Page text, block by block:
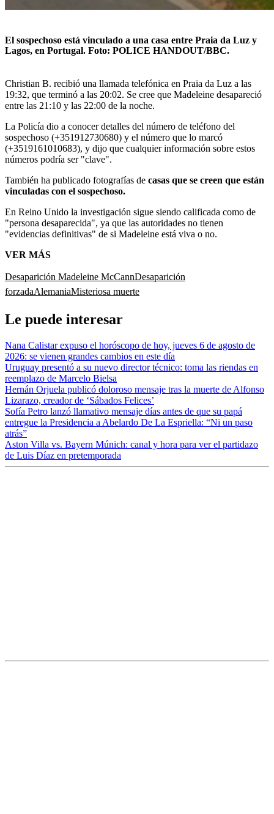
El sospechoso está vinculado a una casa entre Praia da Luz y
Lagos, en Portugal. Foto: POLICE HANDOUT/BBC.
Christian B. recibió una llamada telefónica en Praia da Luz a las
19:32, que terminó a las 20:02. Se cree que Madeleine desapareció
entre las 21:10 y las 22:00 de la noche.
La Policía dio a conocer detalles del número de teléfono del
sospechoso (+351912730680) y el número que lo marcó
(+3519161010683), y dijo que cualquier información sobre estos
números podría ser "clave".
También ha publicado fotografías de casas que se creen que están
vinculadas con el sospechoso.
En Reino Unido la investigación sigue siendo calificada como de
"persona desaparecida", ya que las autoridades no tienen
"evidencias definitivas" de si Madeleine está viva o no.
VER MÁS
Desaparición Madeleine McCannDesaparición
forzadaAlemaniaMisteriosa muerte
Le puede interesar
Nana Calistar expuso el horóscopo de hoy, jueves 6 de agosto de
2026: se vienen grandes cambios en este día
Uruguay presentó a su nuevo director técnico: toma las riendas en
reemplazo de Marcelo Bielsa
Hernán Orjuela publicó doloroso mensaje tras la muerte de Alfonso
Lizarazo, creador de ‘Sábados Felices’
Sofía Petro lanzó llamativo mensaje días antes de que su papá
entregue la Presidencia a Abelardo De La Espriella: “Ni un paso
atrás”
Aston Villa vs. Bayern Múnich: canal y hora para ver el partidazo
de Luis Díaz en pretemporada